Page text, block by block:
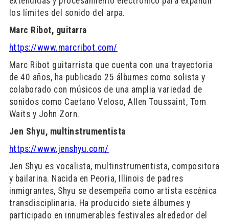
los límites del sonido del arpa.
Marc Ribot, guitarra
https://www.marcribot.com/
Marc Ribot guitarrista que cuenta con una trayectoria
de 40 años, ha publicado 25 álbumes como solista y
colaborado con músicos de una amplia variedad de
sonidos como Caetano Veloso, Allen Toussaint, Tom
Waits y John Zorn.
Jen Shyu, multinstrumentista
https://www.jenshyu.com/
Jen Shyu es vocalista, multinstrumentista, compositora
y bailarina. Nacida en Peoria, Illinois de padres
inmigrantes, Shyu se desempeña como artista escénica
transdisciplinaria. Ha producido siete álbumes y
participado en innumerables festivales alrededor del